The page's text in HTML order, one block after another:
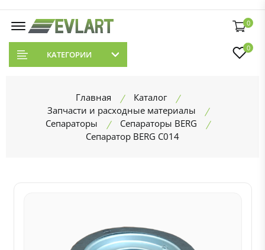
0
КАТЕГОРИИ
0
Главная
Каталог
Запчасти и расходные материалы
Сепараторы
Сепараторы BERG
Сепаратор BERG C014